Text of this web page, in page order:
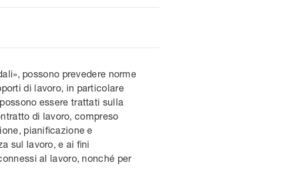
possono prevedere norme
di lavoro, in particolare
essere trattati sulla
di lavoro, compreso
pianificazione e
sul lavoro, e ai fini
al lavoro, nonché per